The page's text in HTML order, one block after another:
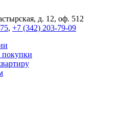
д. 12, оф. 512
, +7 (342) 203-79-09